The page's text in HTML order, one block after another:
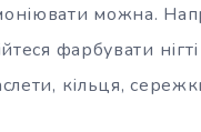
можна.
фарбувати
кільця,